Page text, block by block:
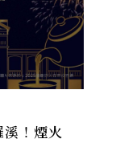
！煙火